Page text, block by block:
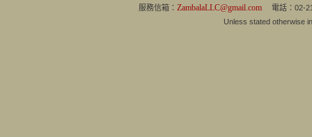
服務信箱： ZambalaLLC@gmail.com 電話：02-
Unless stated